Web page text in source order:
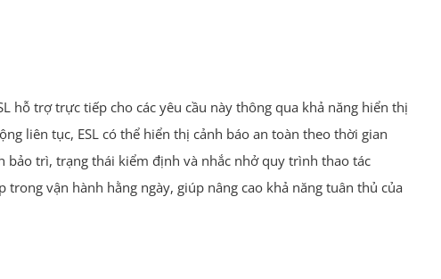
hỗ trợ trực tiếp cho các yêu cầu này thông qua khả năng hiển thị
liên tục, ESL có thể hiển thị cảnh báo an toàn theo thời gian
bảo trì, trạng thái kiểm định và nhắc nhở quy trình thao tác
vận hành hằng ngày, giúp nâng cao khả năng tuân thủ của